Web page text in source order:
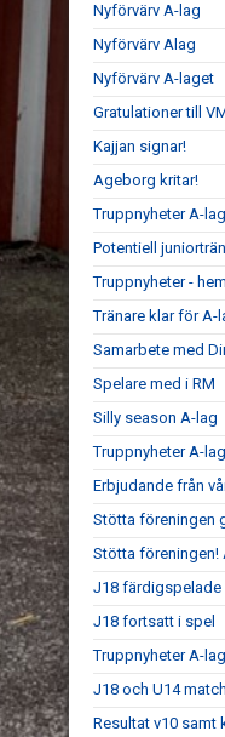
Nyförvärv A-lag
Nyförvärv Alag
Nyförvärv A-laget
Gratulationer till
Kajjan signar!
Ageborg kritar!
Truppnyheter A-lag
Potentiell
Truppnyheter -
Tränare klar för A-
Samarbete med
Spelare med i RM
Silly season A-lag
Truppnyheter A-lag
Erbjudande från
Stötta föreningen
Stötta föreningen!
J18 färdigspelade
J18 fortsatt i spel
Truppnyheter A-lag
J18 och U14
Resultat v10 samt